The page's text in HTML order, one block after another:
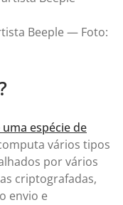
Beeple — Foto:
espécie de
vários tipos
por vários
criptografadas,
envio e